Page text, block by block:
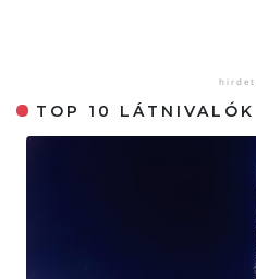
TOP 10 LÁTNIVALÓK